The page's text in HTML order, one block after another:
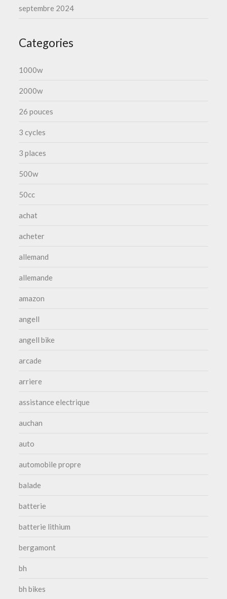
septembre 2024
Categories
1000w
2000w
26 pouces
3 cycles
3 places
500w
50cc
achat
acheter
allemand
allemande
amazon
angell
angell bike
arcade
arriere
assistance electrique
auchan
auto
automobile propre
balade
batterie
batterie lithium
bergamont
bh
bh bikes